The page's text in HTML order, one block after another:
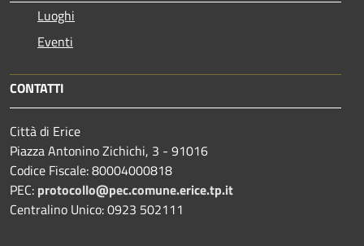
Luoghi
Eventi
CONTATTI
Città di Erice
Piazza Antonino Zichichi, 3 - 91016
Codice Fiscale: 80004000818
PEC: protocollo@pec.comune.erice.tp.it
Centralino Unico: 0923 502111